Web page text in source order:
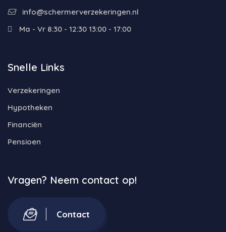
info@schermerverzekeringen.nl
Ma - Vr 8:30 - 12:30 13:00 - 17:00
Snelle Links
Verzekeringen
Hypotheken
Financiën
Pensioen
Vragen? Neem contact op!
Contact